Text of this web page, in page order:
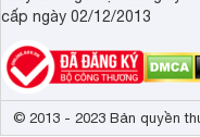
cấp ngày 02/12/2013
© 2013 - 2023 Bản quyền